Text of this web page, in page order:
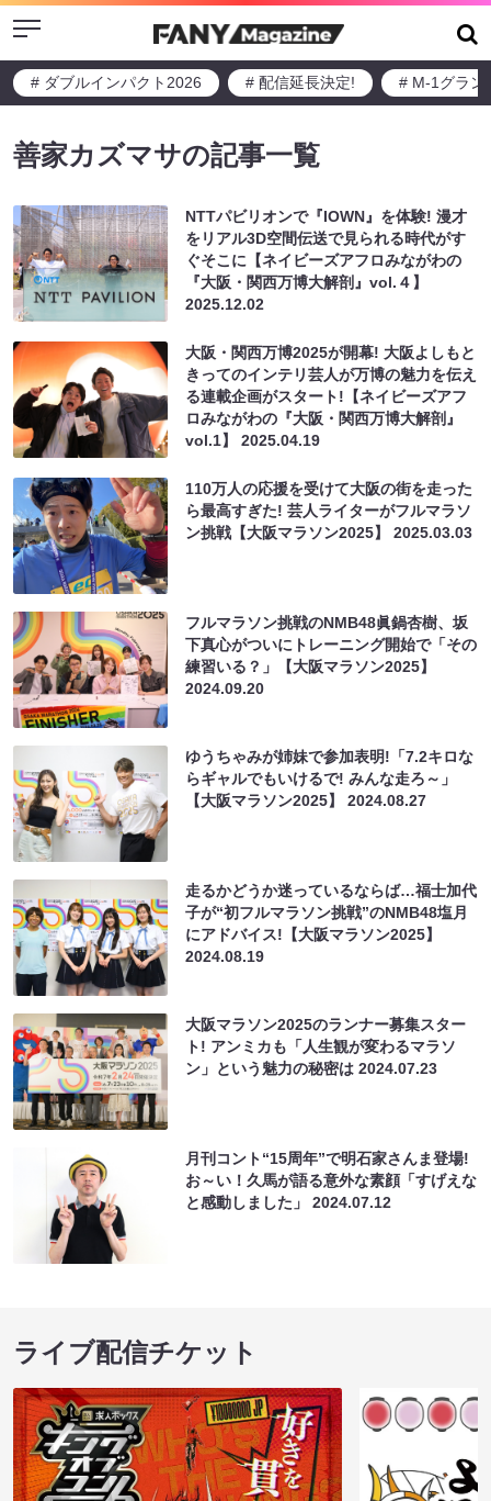
Menu
# ダブルインパクト2026 # 配信延長決定! # M-1グラン
善家カズマサの記事一覧
NTTパビリオンで『IOWN』を体験! 漫才
をリアル3D空間伝送で見られる時代がす
ぐそこに【ネイビーズアフロみながわの
『大阪・関西万博大解剖』vol.４】
2025.12.02
大阪・関西万博2025が開幕! 大阪よしもと
きってのインテリ芸人が万博の魅力を伝え
る連載企画がスタート!【ネイビーズアフ
ロみながわの『大阪・関西万博大解剖』
vol.1】2025.04.19
110万人の応援を受けて大阪の街を走った
ら最高すぎた! 芸人ライターがフルマラソ
ン挑戦【大阪マラソン2025】2025.03.03
フルマラソン挑戦のNMB48眞鍋杏樹、坂
下真心がついにトレーニング開始で「その
練習いる？」【大阪マラソン2025】
2024.09.20
ゆうちゃみが姉妹で参加表明!「7.2キロな
らギャルでもいけるで! みんな走ろ～」
【大阪マラソン2025】2024.08.27
走るかどうか迷っているならば…福士加代
子が“初フルマラソン挑戦”のNMB48塩月
にアドバイス!【大阪マラソン2025】
2024.08.19
大阪マラソン2025のランナー募集スター
ト! アンミカも「人生観が変わるマラソ
ン」という魅力の秘密は2024.07.23
月刊コント“15周年”で明石家さんま登場!
お～い！久馬が語る意外な素顔「すげえな
と感動しました」2024.07.12
ライブ配信チケット